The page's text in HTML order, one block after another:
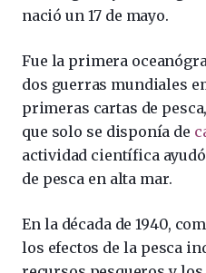
nació un 17 de mayo.
Fue la primera
dos guerras mundiales
primeras cartas de
que solo se disponía de
actividad científica
de pesca en alta mar.
En la década de 1940,
los efectos de la pesca